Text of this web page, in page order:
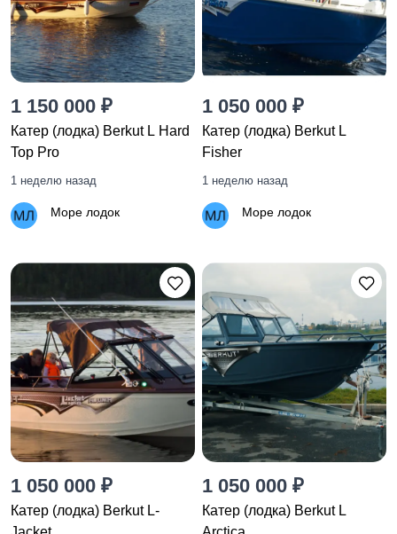
1 150 000 ₽
Катер (лодка) Berkut L Hard
Top Pro
1 неделю назад
Море лодок
1 050 000 ₽
Катер (лодка) Berkut L
Fisher
1 неделю назад
Море лодок
1 050 000 ₽
Катер (лодка) Berkut L-
1 050 000 ₽
Катер (лодка) Berkut L